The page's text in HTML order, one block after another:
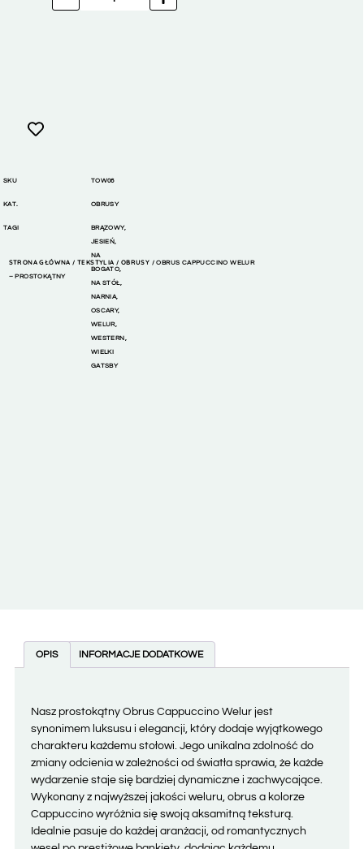
SKU TOW06
KAT. OBRUSY
TAGI BRĄZOWY,
JESIEŃ
NA
BOGATO
NA STÓŁ
NARNIA
OSCARY,
WELUR,
WESTERN
WIELKI
GATSBY
STRONA GŁÓWNA /TEKSTYLIA / OBRUSY / OBRUS CAPPUCCINO WELUR
– PROSTOKĄTNY
OPIS INFORMACJE DODATKOWE
Nasz prostokątny Obrus Cappuccino Welur jest
synonimem luksusu i elegancji, który dodaje wyjątkowego
charakteru każdemu stołowi. Jego unikalna zdolność do
zmiany odcienia w zależności od światła sprawia, że każde
wydarzenie staje się bardziej dynamiczne i zachwycające.
Wykonany z najwyższej jakości weluru, obrus a kolorze
Cappuccino wyróżnia się swoją aksamitną teksturą.
Idealnie pasuje do każdej aranżacji, od romantycznych